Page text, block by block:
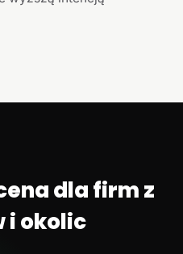
dla firm z
i okolic